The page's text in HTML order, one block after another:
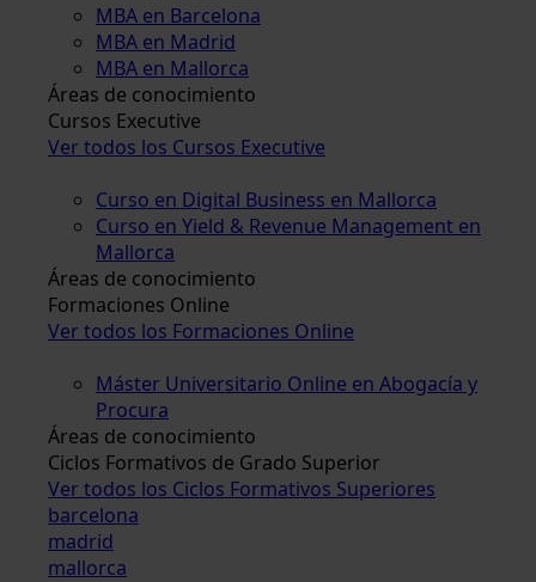
MBA en Barcelona
MBA en Madrid
MBA en Mallorca
Áreas de conocimiento
Cursos Executive
Ver todos los Cursos Executive
Curso en Digital Business en Mallorca
Curso en Yield & Revenue Management en
Mallorca
Áreas de conocimiento
Formaciones Online
Ver todos los Formaciones Online
Máster Universitario Online en Abogacía y
Procura
Áreas de conocimiento
Ciclos Formativos de Grado Superior
Ver todos los Ciclos Formativos Superiores
barcelona
madrid
mallorca